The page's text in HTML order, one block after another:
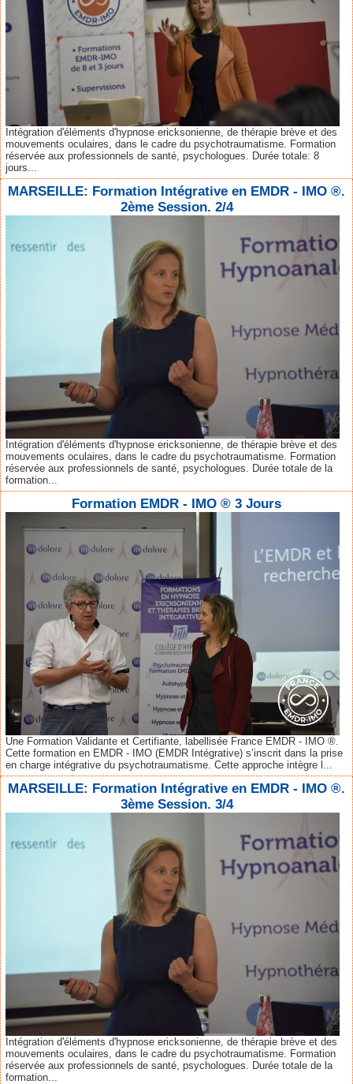
Intégration d'éléments d'hypnose ericksonienne, de thérapie brève et des
mouvements oculaires, dans le cadre du psychotraumatisme. Formation
réservée aux professionnels de santé, psychologues. Durée totale: 8
jours...
MARSEILLE: Formation Intégrative en EMDR - IMO ®.
2ème Session. 2/4
Intégration d'éléments d'hypnose ericksonienne, de thérapie brève et des
mouvements oculaires, dans le cadre du psychotraumatisme. Formation
réservée aux professionnels de santé, psychologues. Durée totale de la
formation...
Formation EMDR - IMO ® 3 Jours
Une Formation Validante et Certifiante, labellisée France EMDR - IMO ®.
Cette formation en EMDR - IMO (EMDR Intégrative) s’inscrit dans la prise
en charge intégrative du psychotraumatisme. Cette approche intègre l...
MARSEILLE: Formation Intégrative en EMDR - IMO ®.
3ème Session. 3/4
Intégration d'éléments d'hypnose ericksonienne, de thérapie brève et des
mouvements oculaires, dans le cadre du psychotraumatisme. Formation
réservée aux professionnels de santé, psychologues. Durée totale de la
formation...